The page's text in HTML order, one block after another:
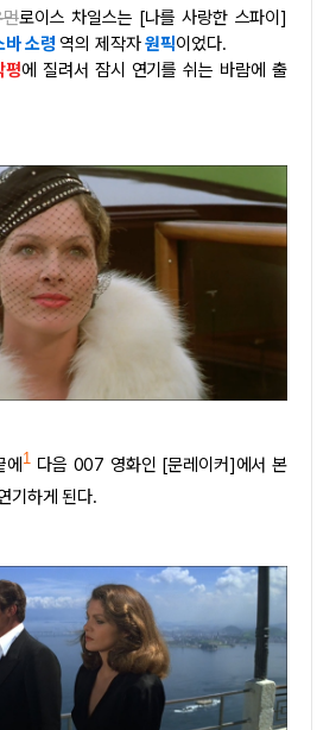
먼로이스 차일스는 [나를 사랑한 스파이]
바 소령역의 제작자원픽이었다.
평에 질려서 잠시 연기를 쉬는 바람에 출
에 1 다음 007 영화인 [문레이커]에서 본
기하게 된다.